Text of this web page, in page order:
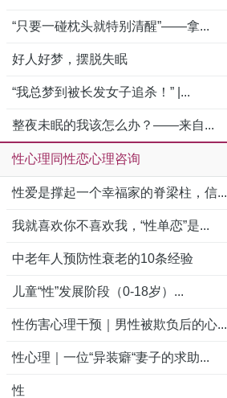
“只要一碰枕头就特别清醒”——拿...
好人好梦，摆脱失眠
“我总梦到被长发女子追杀！” |...
整夜未眠的我该怎么办？——来自...
性心理同性恋心理咨询
性爱是撑起一个幸福家的脊梁柱，信...
我就喜欢你不喜欢我，“性单恋”是...
中老年人预防性衰老的10条经验
儿童“性”发展阶段（0-18岁）...
性伤害心理干预｜男性被欺负后的心...
性心理｜一位“异装癖“妻子的求助...
性